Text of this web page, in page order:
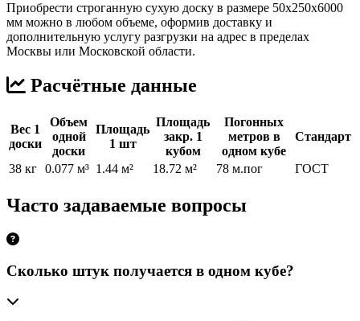
Приобрести строганную сухую доску в размере 50х250х6000
мм можно в любом объеме, оформив доставку и
дополнительную услугу разгрузки на адрес в пределах
Москвы или Московской области.
Расчётные данные
Вес 1
доски
Объем
одной
доски
Площадь
1 шт
Площадь
закр. 1
кубом
Погонных
метров в
одном кубе
Стандарт
38 кг 0.077 м³ 1.44 м² 18.72 м² 78 м.пог ГОСТ
Часто задаваемые вопросы
Сколько штук получается в одном кубе?